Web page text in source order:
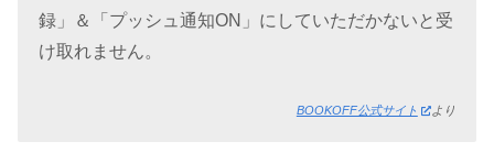
録」＆「プッシュ通知ON」にしていただかないと受
け取れません。
BOOKOFF公式サイト より